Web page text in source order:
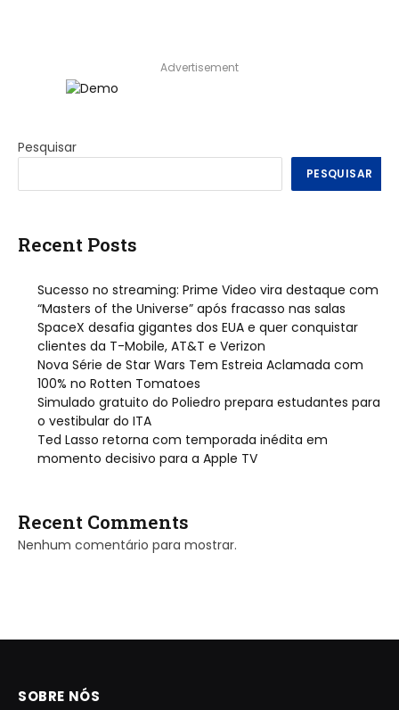
Advertisement
Pesquisar
PESQUISAR
Recent Posts
Sucesso no streaming: Prime Video vira destaque com
“Masters of the Universe” após fracasso nas salas
SpaceX desafia gigantes dos EUA e quer conquistar
clientes da T-Mobile, AT&T e Verizon
Nova Série de Star Wars Tem Estreia Aclamada com
100% no Rotten Tomatoes
Simulado gratuito do Poliedro prepara estudantes para
o vestibular do ITA
Ted Lasso retorna com temporada inédita em
momento decisivo para a Apple TV
Recent Comments
Nenhum comentário para mostrar.
SOBRE NÓS